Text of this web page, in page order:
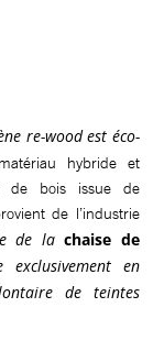
re-wood est éco-
hybride et
de bois issue de
de l’industrie
de lachaise de
exclusivement en
de teintes